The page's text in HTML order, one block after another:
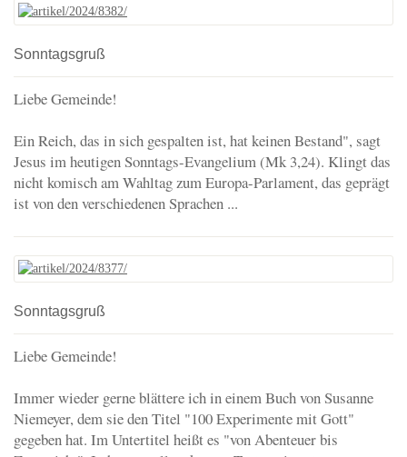
Sonntagsgruß
Liebe Gemeinde!
Ein Reich, das in sich gespalten ist, hat keinen Bestand", sagt
Jesus im heutigen Sonntags-Evangelium (Mk 3,24). Klingt das
nicht komisch am Wahltag zum Europa-Parlament, das geprägt
ist von den verschiedenen Sprachen ...
Sonntagsgruß
Liebe Gemeinde!
Immer wieder gerne blättere ich in einem Buch von Susanne
Niemeyer, dem sie den Titel "100 Experimente mit Gott"
gegeben hat. Im Untertitel heißt es "von Abenteuer bis